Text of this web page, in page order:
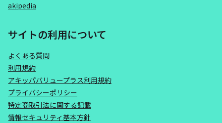
akipedia
サイトの利用について
よくある質問
利用規約
アキッパバリュープラス利用規約
プライバシーポリシー
特定商取引法に関する記載
情報セキュリティ基本方針